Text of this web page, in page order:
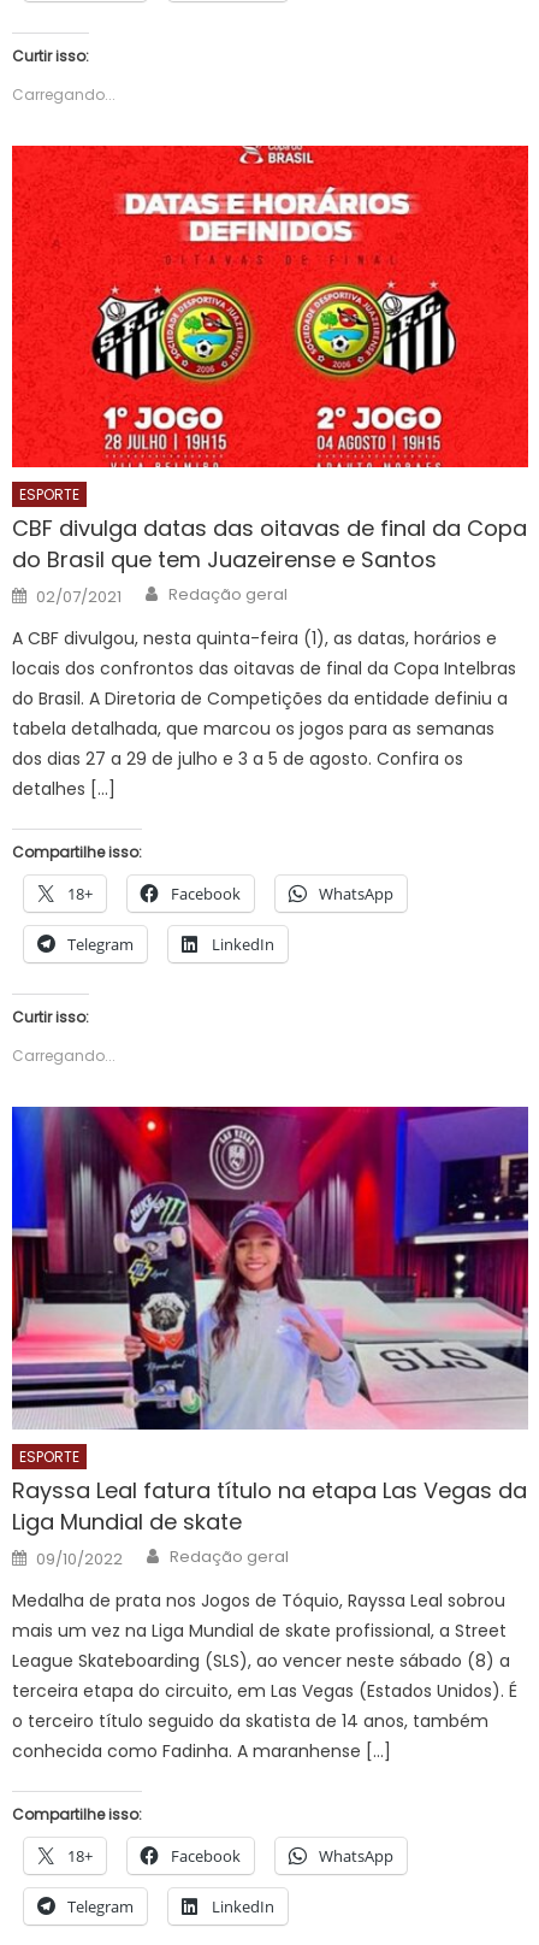
Curtir isso:
Carregando...
ESPORTE
CBF divulga datas das oitavas de final da Copa
do Brasil que tem Juazeirense e Santos
Posted
on
02/07/2021 Author
Redação geral
A CBF divulgou, nesta quinta-feira (1), as datas, horários e
locais dos confrontos das oitavas de final da Copa Intelbras
do Brasil. A Diretoria de Competições da entidade definiu a
tabela detalhada, que marcou os jogos para as semanas
dos dias 27 a 29 de julho e 3 a 5 de agosto. Confira os
detalhes […]
Compartilhe isso:
18+ Facebook WhatsApp
Telegram LinkedIn
Curtir isso:
Carregando...
ESPORTE
Rayssa Leal fatura título na etapa Las Vegas da
Liga Mundial de skate
Posted
on
09/10/2022 Author
Redação geral
Medalha de prata nos Jogos de Tóquio, Rayssa Leal sobrou
mais um vez na Liga Mundial de skate profissional, a Street
League Skateboarding (SLS), ao vencer neste sábado (8) a
terceira etapa do circuito, em Las Vegas (Estados Unidos). É
o terceiro título seguido da skatista de 14 anos, também
conhecida como Fadinha. A maranhense […]
Compartilhe isso:
18+ Facebook WhatsApp
Telegram LinkedIn